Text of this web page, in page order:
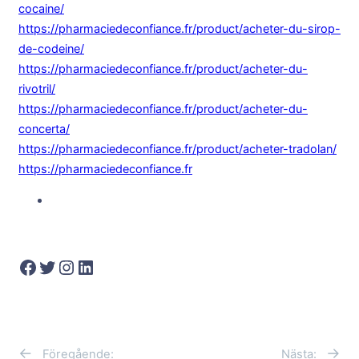
cocaine/
https://pharmaciedeconfiance.fr/product/acheter-du-sirop-
de-codeine/
https://pharmaciedeconfiance.fr/product/acheter-du-
rivotril/
https://pharmaciedeconfiance.fr/product/acheter-du-
concerta/
https://pharmaciedeconfiance.fr/product/acheter-tradolan/
https://pharmaciedeconfiance.fr
Facebook Twitter Instagram LinkedIn
← Föregående: Nästa: →